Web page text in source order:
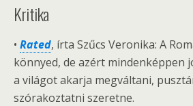
Kritika
• Rated, írta Szűcs Veronika: A
könnyed, de azért mindenképpen
a világot akarja megváltani,
szórakoztatni szeretne.